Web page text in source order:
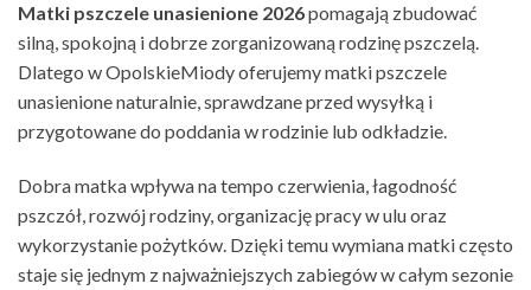
Matki pszczele unasienione 2026pomagają zbudować
silną, spokojną i dobrze zorganizowaną rodzinę pszczelą.
Dlatego w OpolskieMiody oferujemy matki pszczele
unasienione naturalnie, sprawdzane przed wysyłką i
przygotowane do poddania w rodzinie lub odkładzie.
Dobra matka wpływa na tempo czerwienia, łagodność
pszczół, rozwój rodziny, organizację pracy w ulu oraz
wykorzystanie pożytków. Dzięki temu wymiana matki często
staje się jednym z najważniejszych zabiegów w całym sezonie